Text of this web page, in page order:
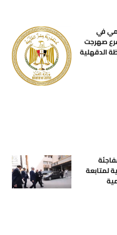
في
صهرجت
الدقهلية
لمتابعة